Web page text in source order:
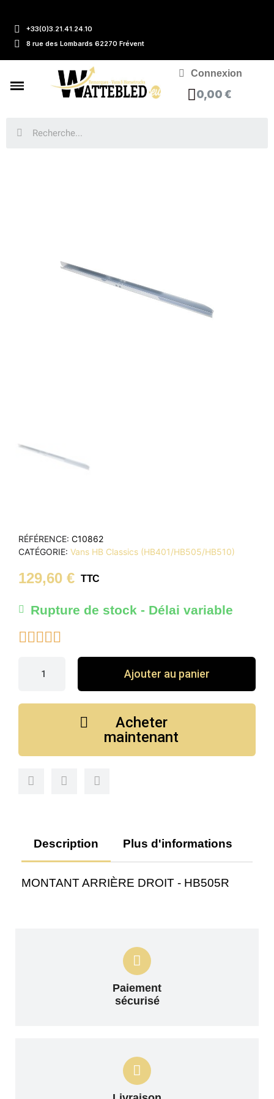
+33(0)3.21.41.24.10
8 rue des Lombards 62270 Frévent
Connexion
0,00 €
RÉFÉRENCE C10862
CATÉGORIE Vans HB Classics (HB401/HB505/HB510)
129,60 € TTC
Rupture de stock - Délai variable

Ajouter au panier
Acheter
maintenant
Description Plus d'informations
MONTANT ARRIÈRE DROIT - HB505R
Paiement
sécurisé